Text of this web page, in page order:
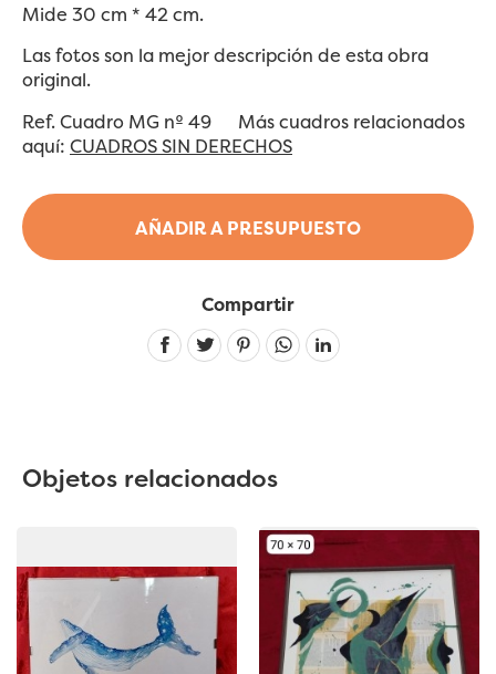
AÑADIR A PRESUPUESTO
Mide 30 cm * 42 cm.
Las fotos son la mejor descripción de esta obra
original.
Ref. Cuadro MG nº 49 Más cuadros relacionados
aquí: CUADROS SIN DERECHOS
Compartir
Linkedin
Objetos relacionados